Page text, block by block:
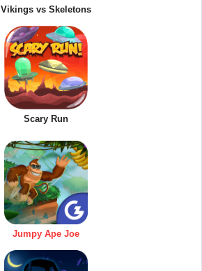
Vikings vs Skeletons
Scary Run
Jumpy Ape Joe